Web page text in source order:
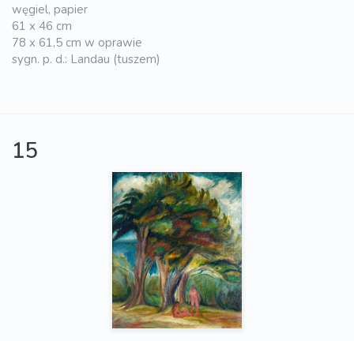
węgiel, papier
61 x 46 cm
78 x 61,5 cm w oprawie
sygn. p. d.: Landau (tuszem)
15